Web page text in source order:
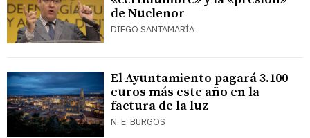
de Nuclenor
DIEGO SANTAMARÍA
El Ayuntamiento pagará 3.100
euros más este año en la
factura de la luz
N. E. BURGOS